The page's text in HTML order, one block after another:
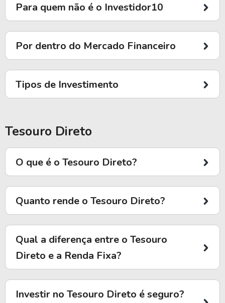
Para quem não é o Investidor10
Por dentro do Mercado Financeiro
Tipos de Investimento
Tesouro Direto
O que é o Tesouro Direto?
Quanto rende o Tesouro Direto?
Qual a diferença entre o Tesouro
Direto e a Renda Fixa?
Investir no Tesouro Direto é seguro?